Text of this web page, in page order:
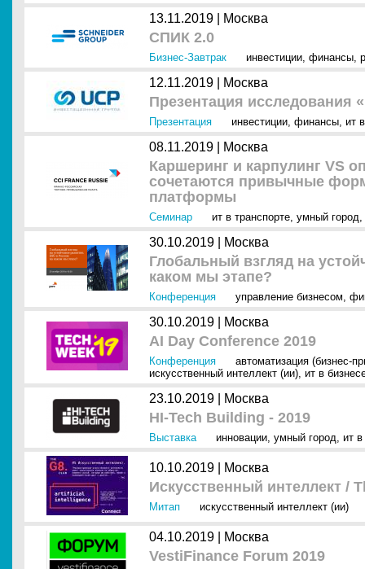
13.11.2019 | Москва
СПИК 2.0
Бизнес-Завтрак инвестиции, финансы,
12.11.2019 | Москва
Презентация исследования
Презентация инвестиции, финансы, ит
08.11.2019 | Москва
Каршеринг и карпулинг VS
сочетаются привычные
платформы
Семинар ит в транспорте, умный город,
30.10.2019 | Москва
Глобальный взгляд на
каком мы этапе?
Конференция управление бизнесом,
30.10.2019 | Москва
AI Day Conference 2019
Конференция
автоматизация (бизнес-
искусственный интеллект (ии), ит в
23.10.2019 | Москва
HI-Tech Building - 2019
Выставка инновации, умный город, ит в
10.10.2019 | Москва
Искусственный интеллект /
Митап искусственный интеллект (ии)
04.10.2019 | Москва
VestiFinance Forum 2019